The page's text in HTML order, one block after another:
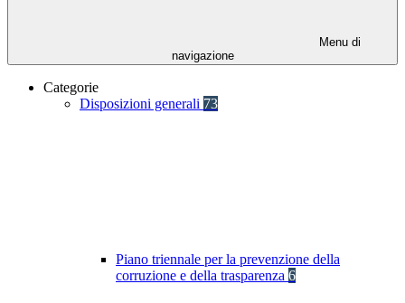
Menu di
navigazione
Categorie
Disposizioni generali 73
Piano triennale per la prevenzione della
corruzione e della trasparenza 6